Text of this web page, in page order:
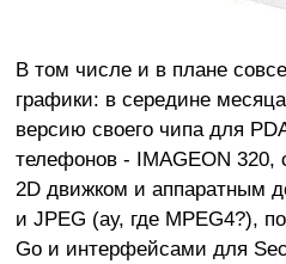
В том числе и в плане
графики: в середине
версию своего чипа для
телефонов - IMAGEON
2D движком и аппаратным
и JPEG (ау, где MPEG4?),
Go и интерфейсами для